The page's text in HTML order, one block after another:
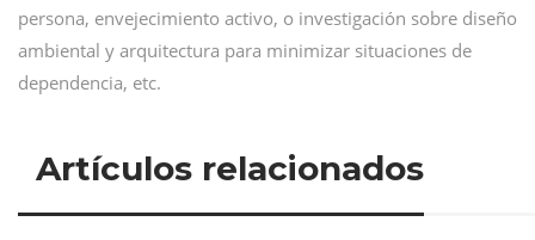
persona, envejecimiento activo, o investigación sobre diseño
ambiental y arquitectura para minimizar situaciones de
dependencia, etc.
Artículos relacionados